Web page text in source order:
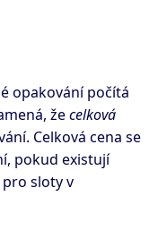
opakování počítá
žecelková
Celková cena se
pokud existují
sloty v